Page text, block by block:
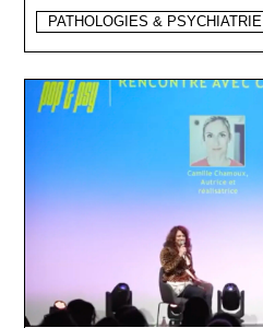
PATHOLOGIES & PSYCHIATRIE